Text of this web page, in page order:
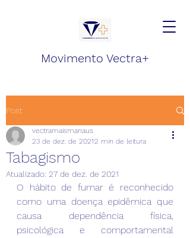
Movimento Vectra+
Post
Tabagismo
vectramaismanaus
23 de dez. de 20212 min de leitura
Atualizado: 27 de dez. de 2021
O hábito de fumar é reconhecido
como uma doença epidêmica que
causa dependência física,
psicológica e comportamental